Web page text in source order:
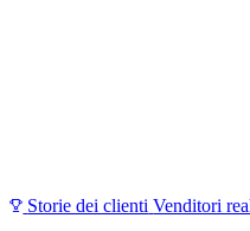
Storie dei clienti Venditori